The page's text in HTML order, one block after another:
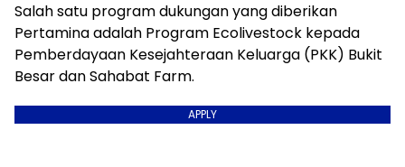
Salah satu program dukungan yang diberikan
Pertamina adalah Program Ecolivestock kepada
Pemberdayaan Kesejahteraan Keluarga (PKK) Bukit
Besar dan Sahabat Farm.
APPLY